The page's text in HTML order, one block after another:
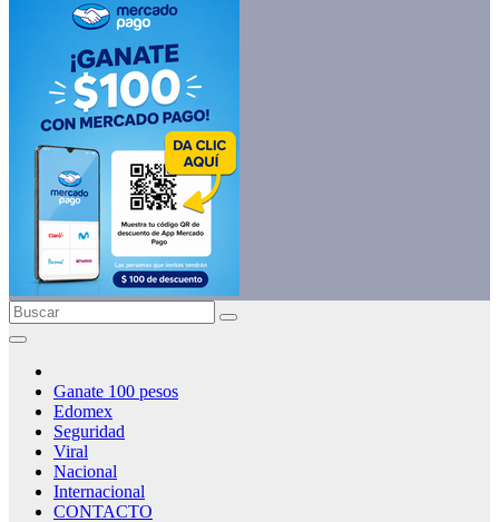
Ganate 100 pesos
Edomex
Seguridad
Viral
Nacional
Internacional
CONTACTO